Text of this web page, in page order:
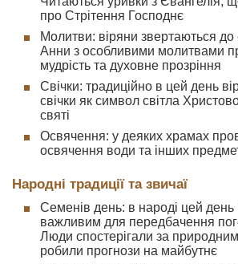
про Стрітення Господнє
Молитви: віряни звертаються
Анни з особливими молитвами
мудрість та духовне прозріння
Свічки: традиційно в цей день
свічки як символ світла
святі
Освячення: у деяких храмах
освячення води та інших
Народні традиції та звичаї
Семенів день: в народі цей
важливим для передбачення
Люди спостерігали за
робили прогнози на майбутнє